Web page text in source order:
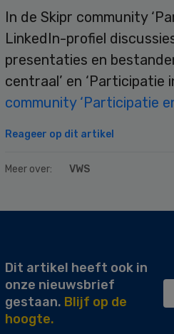
In de Skipr community
LinkedIn-profiel
presentaties en
centraal’ en ‘Participatie
community ‘Participatie
Reageer op dit artikel
Meer over: VWS
Dit artikel heeft ook in
onze nieuwsbrief
gestaan. Blijf op de
hoogte.